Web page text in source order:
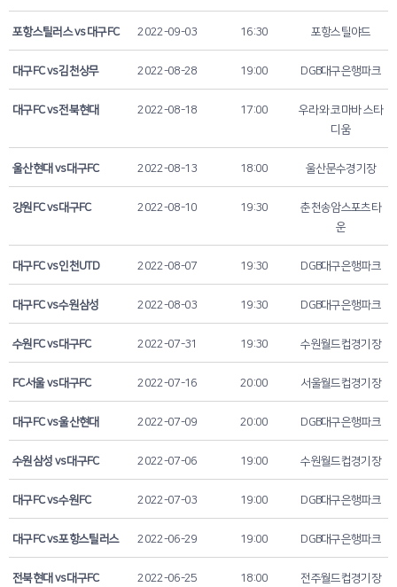
포항스틸러스 vs 대구FC 2022-09-03 16:30 포항스틸야드
대구FC vs 김천상무 2022-08-28 19:00 DGB대구은행파크
대구FC vs 전북현대 2022-08-18 17:00
우라와 코마바 스타
디움
울산현대 vs 대구FC 2022-08-13 18:00 울산문수경기장
강원FC vs 대구FC 2022-08-10 19:30
춘천송암스포츠타
운
대구FC vs 인천UTD 2022-08-07 19:30 DGB대구은행파크
대구FC vs 수원삼성 2022-08-03 19:30 DGB대구은행파크
수원FC vs 대구FC 2022-07-31 19:30 수원월드컵경기장
FC서울 vs 대구FC 2022-07-16 20:00 서울월드컵경기장
대구FC vs 울산현대 2022-07-09 20:00 DGB대구은행파크
수원삼성 vs 대구FC 2022-07-06 19:00 수원월드컵경기장
대구FC vs 수원FC 2022-07-03 19:00 DGB대구은행파크
대구FC vs 포항스틸러스 2022-06-29 19:00 DGB대구은행파크
전북현대 vs 대구FC 2022-06-25 18:00 전주월드컵경기장